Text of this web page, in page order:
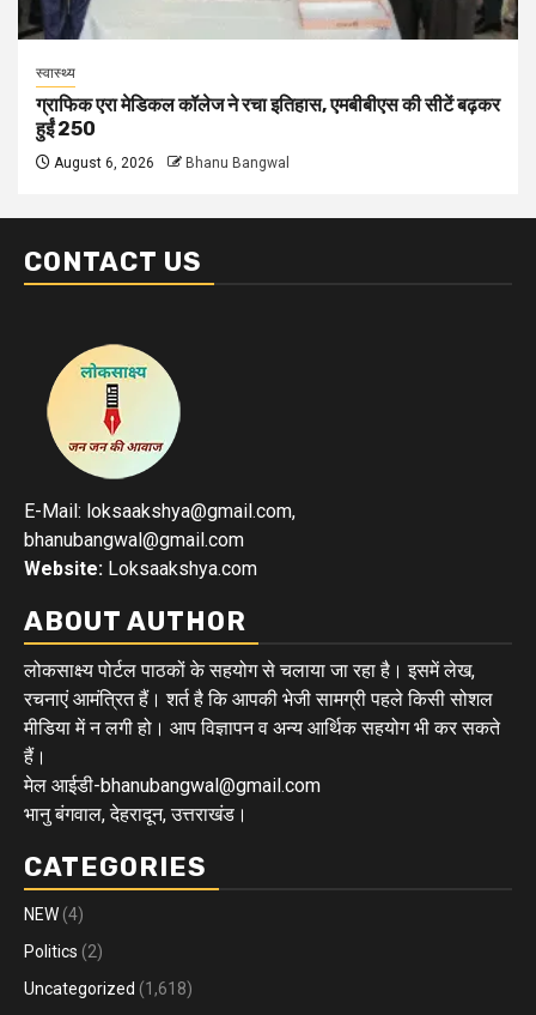
स्वास्थ्य
ग्राफिक एरा मेडिकल कॉलेज ने रचा इतिहास, एमबीबीएस की सीटें बढ़कर
हुईं 250
August 6, 2026 Bhanu Bangwal
CONTACT US
E-Mail: loksaakshya@gmail.com,
bhanubangwal@gmail.com
Website: Loksaakshya.com
ABOUT AUTHOR
लोकसाक्ष्य पोर्टल पाठकों के सहयोग से चलाया जा रहा है। इसमें लेख,
रचनाएं आमंत्रित हैं। शर्त है कि आपकी भेजी सामग्री पहले किसी सोशल
मीडिया में न लगी हो। आप विज्ञापन व अन्य आर्थिक सहयोग भी कर सकते
हैं।
मेल आईडी-bhanubangwal@gmail.com
भानु बंगवाल, देहरादून, उत्तराखंड।
CATEGORIES
NEW (4)
Politics (2)
Uncategorized (1,618)